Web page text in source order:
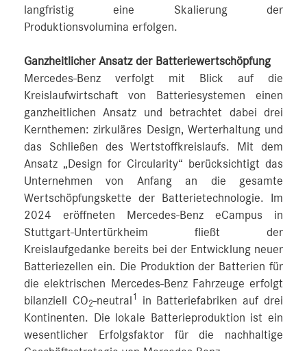
langfristig eine Skalierung der
Produktionsvolumina erfolgen.
Ganzheitlicher Ansatz der Batteriewertschöpfung
Mercedes-Benz verfolgt mit Blick auf die
Kreislaufwirtschaft von Batteriesystemen einen
ganzheitlichen Ansatz und betrachtet dabei drei
Kernthemen: zirkuläres Design, Werterhaltung und
das Schließen des Wertstoffkreislaufs. Mit dem
Ansatz „Design for Circularity“ berücksichtigt das
Unternehmen von Anfang an die gesamte
Wertschöpfungskette der Batterietechnologie. Im
2024 eröffneten Mercedes-Benz eCampus in
Stuttgart-Untertürkheim fließt der
Kreislaufgedanke bereits bei der Entwicklung neuer
Batteriezellen ein. Die Produktion der Batterien für
die elektrischen Mercedes-Benz Fahrzeuge erfolgt
bilanziell CO2-neutral 1
in Batteriefabriken auf drei
Kontinenten. Die lokale Batterieproduktion ist ein
wesentlicher Erfolgsfaktor für die nachhaltige